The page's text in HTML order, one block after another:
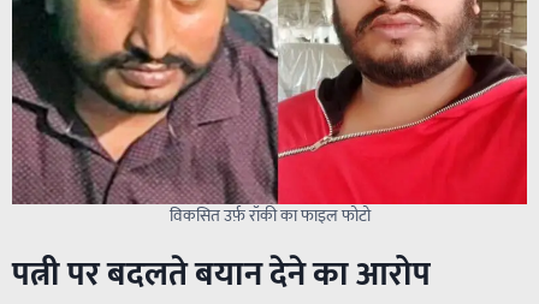
विकसित उर्फ़ रॉकी का फाइल फोटो
पत्नी पर बदलते बयान देने का आरोप